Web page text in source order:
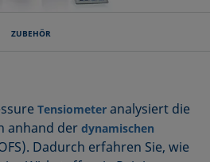
ZUBEHÖR
Tensiometer analysiert die
anhand derdynamischen
Dadurch erfahren Sie, wie